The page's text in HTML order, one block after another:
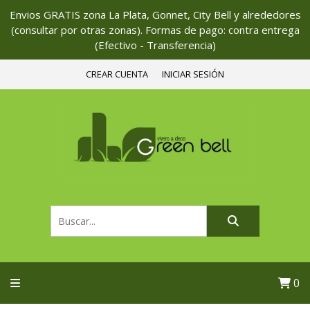
Envios GRATIS zona La Plata, Gonnet, City Bell y alrededores
(consultar por otras zonas). Formas de pago: contra entrega
(Efectivo - Transferencia)
CREAR CUENTA INICIAR SESIÓN
0